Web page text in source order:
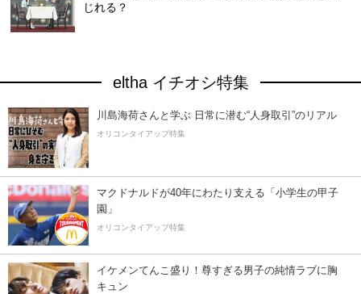
じれる？
eltha イチオシ特集
川島海荷さんと学ぶ 日常に潜む“人身取引”のリアル
オリコンタイアップ特集
マクドナルドが40年にわたり支える「小学生の甲子
園」
オリコンタイアップ特集
イケメンてんこ盛り！尊すぎる男子の純情ラブに胸
キュン